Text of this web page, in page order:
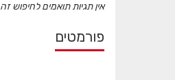
אין תגיות תואמים לחיפוש זה
פורמטים